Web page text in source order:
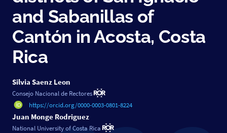
and Sabanillas of
Cantón in Acosta, Costa
Rica
Silvia Saenz Leon
Consejo Nacional de Rectores
https://orcid.org/0000-0003-0801-8224
Juan Monge Rodriguez
National University of Costa Rica